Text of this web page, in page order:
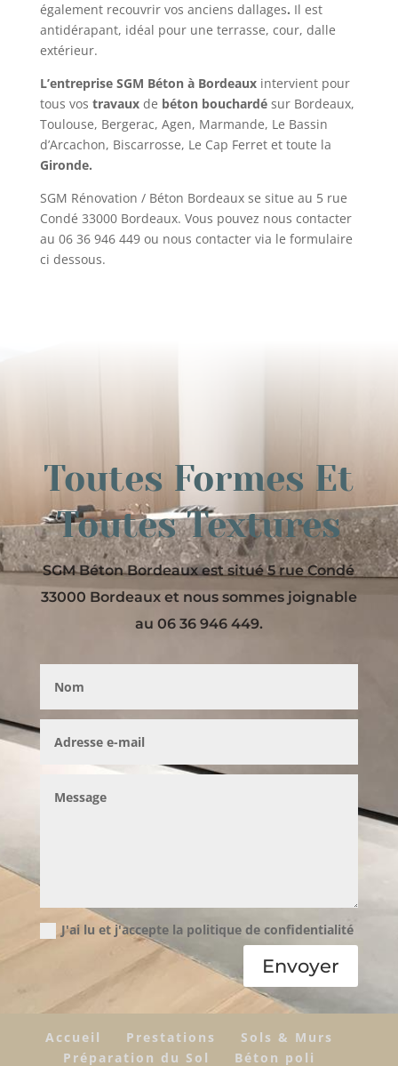
également recouvrir vos anciens dallages. Il est
antidérapant, idéal pour une terrasse, cour, dalle
extérieur.
L’entreprise SGM Béton à Bordeauxintervient pour
tous vos travauxde béton bouchardésur Bordeaux,
Toulouse, Bergerac, Agen, Marmande, Le Bassin
d’Arcachon, Biscarrosse, Le Cap Ferret et toute la
Gironde.
SGM Rénovation / Béton Bordeaux se situe au 5 rue
Condé 33000 Bordeaux. Vous pouvez nous contacter
au 06 36 946 449ou nous contacter via le formulaire
ci dessous.
Toutes Formes Et
Toutes Textures
SGM Béton Bordeaux est situé 5 rue Condé
33000 Bordeaux et nous sommes joignable
au 06 36 946 449.
J'ai lu et j'accepte la politique de confidentialité
Envoyer
Accueil Prestations
Sols & Murs
Préparation du Sol
Béton poli